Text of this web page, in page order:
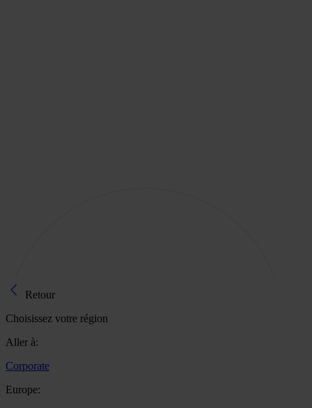
Retour
Choisissez votre région
Aller à:
Corporate
Europe: